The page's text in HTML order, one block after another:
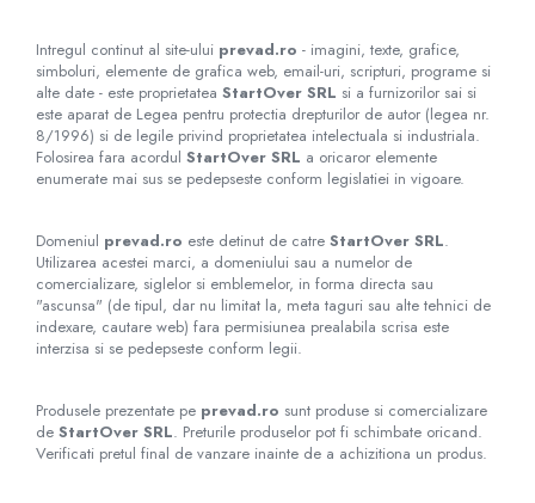
Intregul continut al site-ului prevad.ro - imagini, texte, grafice,
simboluri, elemente de grafica web, email-uri, scripturi, programe si
alte date - este proprietatea StartOver SRL si a furnizorilor sai si
este aparat de Legea pentru protectia drepturilor de autor (legea nr.
8/1996) si de legile privind proprietatea intelectuala si industriala.
Folosirea fara acordul StartOver SRL a oricaror elemente
enumerate mai sus se pedepseste conform legislatiei in vigoare.
Domeniul prevad.ro este detinut de catre StartOver SRL.
Utilizarea acestei marci, a domeniului sau a numelor de
comercializare, siglelor si emblemelor, in forma directa sau
"ascunsa" (de tipul, dar nu limitat la, meta taguri sau alte tehnici de
indexare, cautare web) fara permisiunea prealabila scrisa este
interzisa si se pedepseste conform legii.
Produsele prezentate pe prevad.ro sunt produse si comercializare
de StartOver SRL. Preturile produselor pot fi schimbate oricand.
Verificati pretul final de vanzare inainte de a achizitiona un produs.